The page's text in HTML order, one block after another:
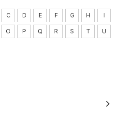
C D E F G H I
O P Q R S T U